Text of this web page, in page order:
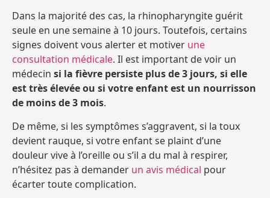
Dans la majorité des cas, la rhinopharyngite guérit
seule en une semaine à 10 jours. Toutefois, certains
signes doivent vous alerter et motiver une
consultation médicale. Il est important de voir un
médecin si la fièvre persiste plus de 3 jours, si elle
est très élevée ou si votre enfant est un nourrisson
de moins de 3 mois.
De même, si les symptômes s’aggravent, si la toux
devient rauque, si votre enfant se plaint d’une
douleur vive à l’oreille ou s’il a du mal à respirer,
n’hésitez pas à demander un avis médical pour
écarter toute complication.